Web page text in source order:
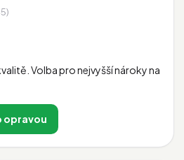
Volba pro nejvyšší nároky na
opravou